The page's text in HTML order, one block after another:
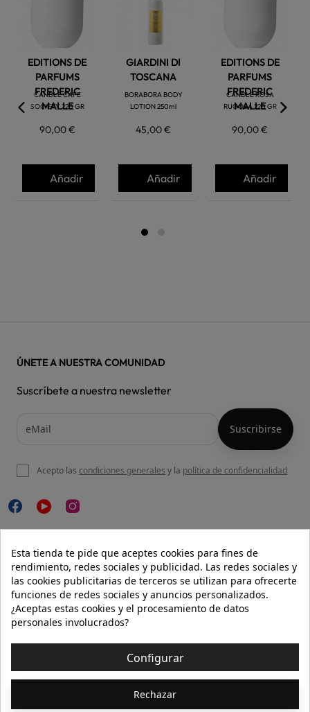
EDITIONS DE
PARFUMS
FREDERIC
MALLE
CANDLE CAFE
SOCIETY 220 GR
90,00 €
Añadir
GIARDINI DI
TOSCANA
BORABORA BODY
LOTION 250ml
45,00 €
Añadir
EDITIONS DE
PARFUMS
FREDERIC
MALLE
CANDLE ROSA
RUGOSA 220 GR
90,00 €
Añadir
NUESTRA WEB
AYUDA
INFORMACIÓN 
ÚNETE A NUESTRA COMUNIDAD
Suscríbete a nuestra newsletter
Acepto las condiciones generales y la política de confidencialidad
Esta tienda te pide que aceptes cookies para fines de
rendimiento, redes sociales y publicidad. Las redes sociales y
las cookies publicitarias de terceros se utilizan para ofrecerte
funciones de redes sociales y anuncios personalizados.
¿Aceptas estas cookies y el procesamiento de datos
personales involucrados?
Configurar
Rechazar